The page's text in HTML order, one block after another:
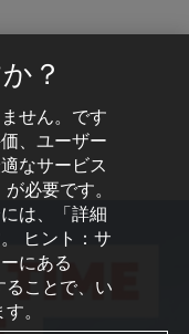
？
せん。です
、ユーザー
なサービス
必要です。
は、「詳細
ヒント：サ
にある
ることで、い
。